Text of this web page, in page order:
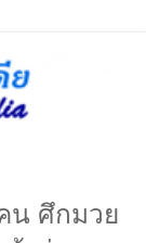
น ศึกมวย